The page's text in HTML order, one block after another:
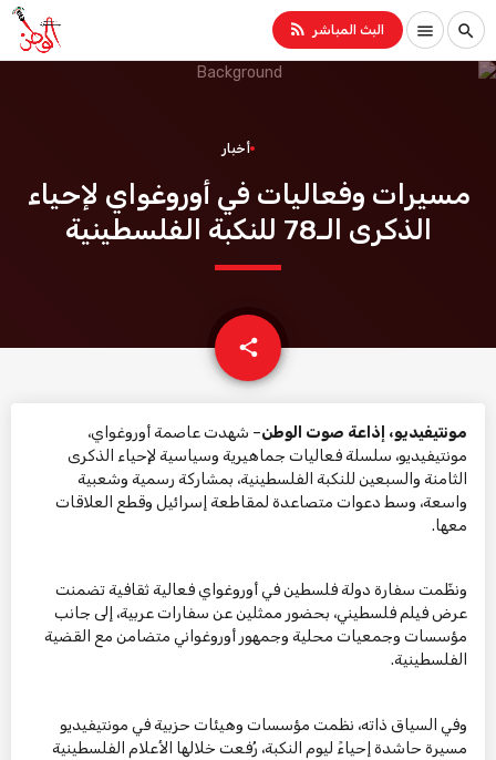
search
menu
rss_feed البث المباشر
أخبار
مسيرات وفعاليات في أوروغواي لإحياء
الذكرى الـ78 للنكبة الفلسطينية
share
email
مونتيفيديو، إذاعة صوت الوطن– شهدت عاصمة أوروغواي،
مونتيفيديو، سلسلة فعاليات جماهيرية وسياسية لإحياء الذكرى
الثامنة والسبعين للنكبة الفلسطينية، بمشاركة رسمية وشعبية
واسعة، وسط دعوات متصاعدة لمقاطعة إسرائيل وقطع العلاقات
معها.
ونظّمت سفارة دولة فلسطين في أوروغواي فعالية ثقافية تضمنت
عرض فيلم فلسطيني، بحضور ممثلين عن سفارات عربية، إلى جانب
مؤسسات وجمعيات محلية وجمهور أوروغواني متضامن مع القضية
الفلسطينية.
وفي السياق ذاته، نظمت مؤسسات وهيئات حزبية في مونتيفيديو
مسيرة حاشدة إحياءً ليوم النكبة، رُفعت خلالها الأعلام الفلسطينية